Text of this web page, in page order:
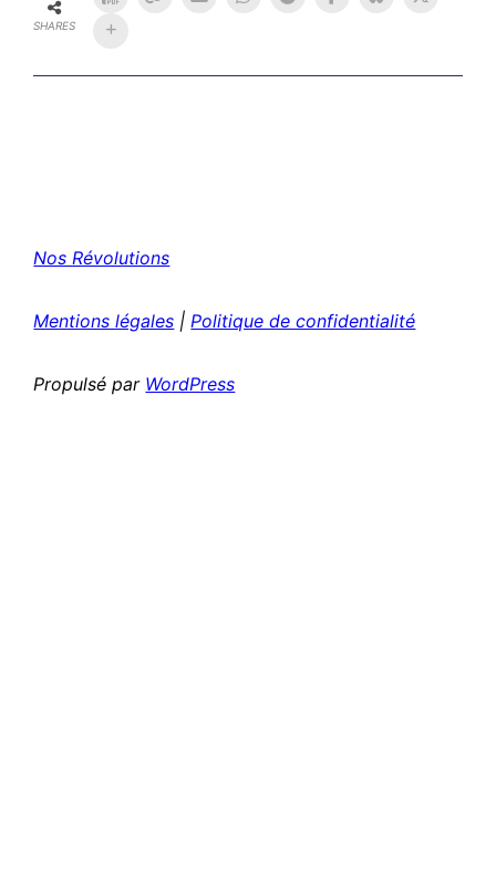
SHARES
Nos Révolutions
Mentions légales | Politique de confidentialité
Propulsé par WordPress